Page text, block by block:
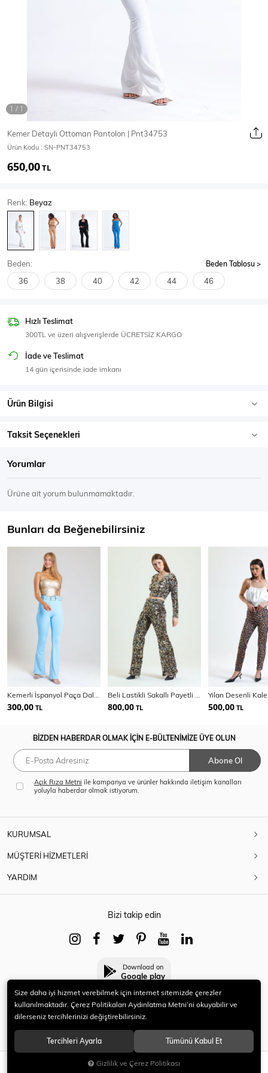
Mont & Kaban
T-Shirt
Body Atlet
SPOR GİYİM
Eşofman Üstü
Kemer Detaylı Ottoman Pantolon | Pnt34753
Ürün Kodu : SN-PNT34753
650,00TL
Renk: Beyaz
Beden: Beden Tablosu
36 38 40 42 44 46
SEPETE EKLE
Hızlı Teslimat
300TL ve üzeri alışverişlerde ÜCRETSİZ KARGO
İade ve Teslimat
14 gün içerisinde iade imkanı
Ürün Bilgisi
Taksit Seçenekleri
Yorumlar
Ürüne ait yorum bulunmamaktadır.
Bunları da Beğenebilirsiniz
300,00 TL 800,00 TL 500,00 TL
BİZDEN HABERDAR OLMAK İÇİN E-BÜLTENİMİZE ÜYE OLUN
Abone Ol
Açık Rıza Metni ile kampanya ve ürünler hakkında iletişim kanalları
yoluyla haberdar olmak istiyorum.
KURUMSAL
MÜŞTERİ HİZMETLERİ
YARDIM
Bizi takip edin
Download on
Google play
© 2021 HERYENİ. Tüm hakları saklıdır.
Size daha iyi hizmet verebilmek için internet sitemizde çerezler
kullanılmaktadır. Çerez Politikaları Aydınlatma Metni’ni okuyabilir ve
dilerseniz tercihlerinizi değiştirebilirsiniz.
Tercihleri Ayarla Tümünü Kabul Et
Gizlilik ve Çerez Politikası